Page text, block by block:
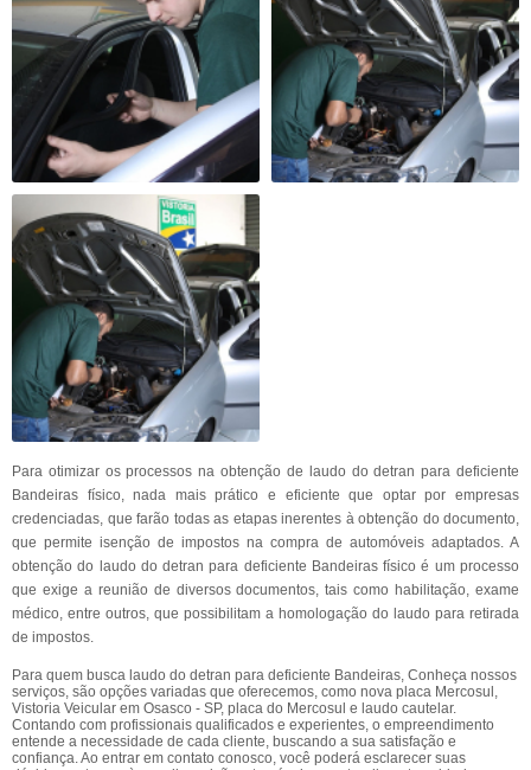
Para otimizar os processos na obtenção de laudo do detran para deficiente
Bandeiras físico, nada mais prático e eficiente que optar por empresas
credenciadas, que farão todas as etapas inerentes à obtenção do documento,
que permite isenção de impostos na compra de automóveis adaptados. A
obtenção do laudo do detran para deficiente Bandeiras físico é um processo
que exige a reunião de diversos documentos, tais como habilitação, exame
médico, entre outros, que possibilitam a homologação do laudo para retirada
de impostos.
Para quem busca laudo do detran para deficiente Bandeiras, Conheça nossos
serviços, são opções variadas que oferecemos, como nova placa Mercosul,
Vistoria Veicular em Osasco - SP, placa do Mercosul e laudo cautelar.
Contando com profissionais qualificados e experientes, o empreendimento
entende a necessidade de cada cliente, buscando a sua satisfação e
confiança. Ao entrar em contato conosco, você poderá esclarecer suas